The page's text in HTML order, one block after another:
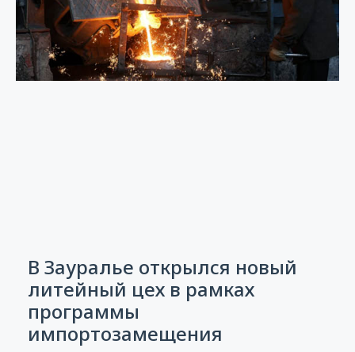
В Зауралье открылся новый
литейный цех в рамках
программы
импортозамещения